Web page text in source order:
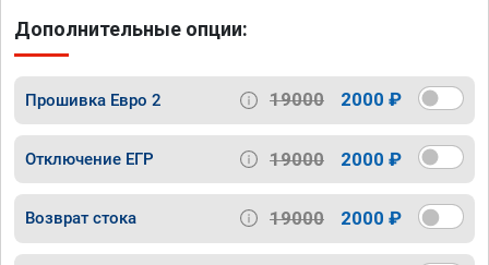
Дополнительные опции:
Прошивка Евро 2 19000 2000 ₽
Отключение ЕГР 19000 2000 ₽
Возврат стока 19000 2000 ₽